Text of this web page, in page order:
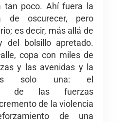
tan poco. Ahí fuera la
de oscurecer, pero
es decir, más allá de
del bolsillo apretado.
copa con miles de
y las avenidas y la
es solo una: el
de las fuerzas
de la violencia
de una